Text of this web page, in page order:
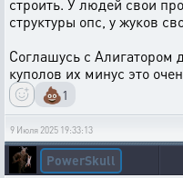
строить. У людей свои
структуры опс, у жуков
Соглашусь с Алигатором
куполов их минус это
💩1
9 Июля 2025 19:33:13
PowerSkull